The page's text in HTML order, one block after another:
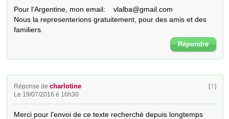
Pour l'Argentine, mon email:    vlalba@gmail.com
Nous la representerions gratuitement, pour des amis et des
familiers.
Répondre
Réponse decharlotine
Le 19/07/2016 é 16h30
[ ! ]
Merci pour l'envoi de ce texte recherché depuis longtemps